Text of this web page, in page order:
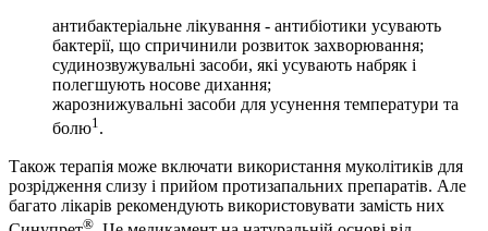
антибактеріальне лікування - антибіотики усувають
бактерії, що спричинили розвиток захворювання;
судинозвужувальні засоби, які усувають набряк і
полегшують носове дихання;
жарознижувальні засоби для усунення температури та
болю1.
Також терапія може включати використання муколітиків для
розрідження слизу і прийом протизапальних препаратів. Але
багато лікарів рекомендують використовувати замість них
®